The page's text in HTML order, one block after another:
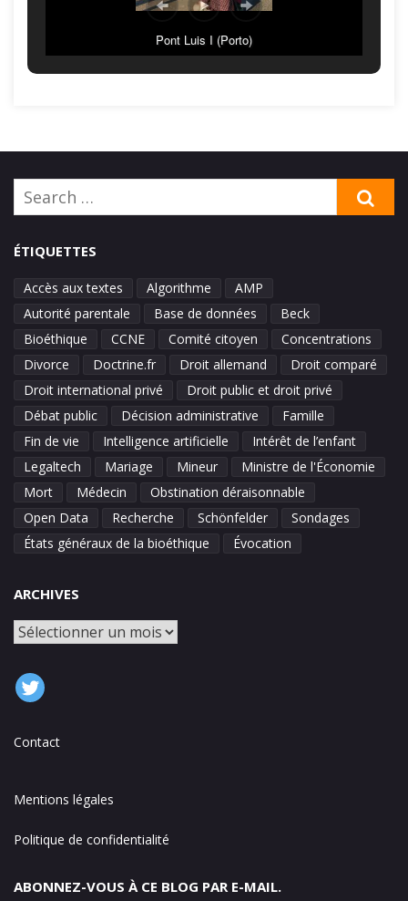
Pont Luis I (Porto)
Search
for:
ÉTIQUETTES
Accès aux textes Algorithme
AMP
Autorité parentale
Base de données
Beck
Bioéthique
CCNE Comité citoyen
Concentrations
Divorce
Doctrine.fr Droit allemand
Droit comparé
Droit international privé
Droit public et droit privé
Débat public
Décision administrative
Famille
Fin de vie
Intelligence artificielle
Intérêt de l’enfant
Legaltech
Mariage Mineur
Ministre de l'Économie
Mort
Médecin
Obstination déraisonnable
Open Data
Recherche Schönfelder
Sondages
États généraux de la bioéthique
Évocation
ARCHIVES
Archives
Contact
Mentions légales
Politique de confidentialité
ABONNEZ-VOUS À CE BLOG PAR E-MAIL.